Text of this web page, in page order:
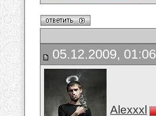
05.12.2009, 01:06
Alexxxl